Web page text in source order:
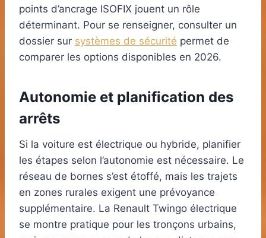
points d’ancrage ISOFIX jouent un rôle
déterminant. Pour se renseigner, consulter un
dossier sur systèmes de sécurité permet de
comparer les options disponibles en 2026.
Autonomie et planification des
arrêts
Si la voiture est électrique ou hybride, planifier
les étapes selon l’autonomie est nécessaire. Le
réseau de bornes s’est étoffé, mais les trajets
en zones rurales exigent une prévoyance
supplémentaire. La Renault Twingo électrique
se montre pratique pour les tronçons urbains,